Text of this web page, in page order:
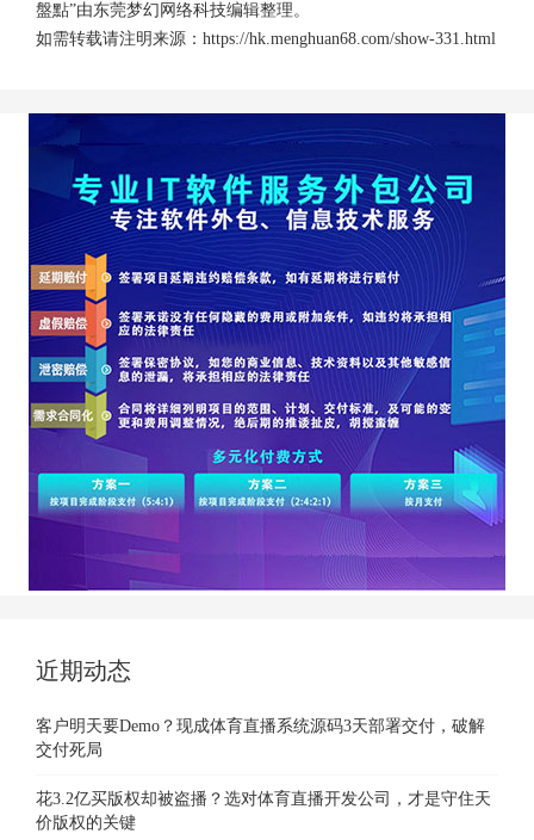
盤點”由东莞梦幻网络科技编辑整理。
如需转载请注明来源： https://hk.menghuan68.com/show-331.html
近期动态
客户明天要Demo？现成体育直播系统源码3天部署交付，破解
交付死局
花3.2亿买版权却被盗播？选对体育直播开发公司，才是守住天
价版权的关键